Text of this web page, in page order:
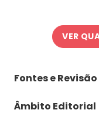
VER
Fontes e
Âmbito Editorial